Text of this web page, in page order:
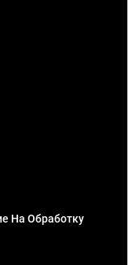
На Обработку